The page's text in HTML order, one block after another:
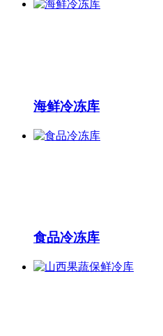
海鲜冷冻库
食品冷冻库